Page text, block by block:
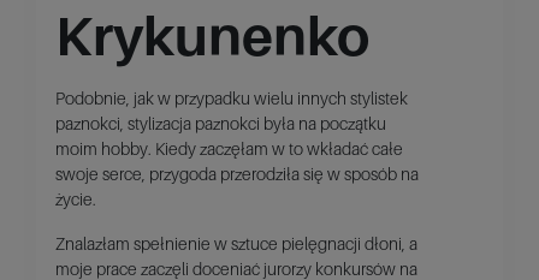
Krykunenko
Podobnie, jak w przypadku wielu innych stylistek
paznokci, stylizacja paznokci była na początku
moim hobby. Kiedy zaczęłam w to wkładać całe
swoje serce, przygoda przerodziła się w sposób na
życie.
Znalazłam spełnienie w sztuce pielęgnacji dłoni, a
moje prace zaczęli doceniać jurorzy konkursów na